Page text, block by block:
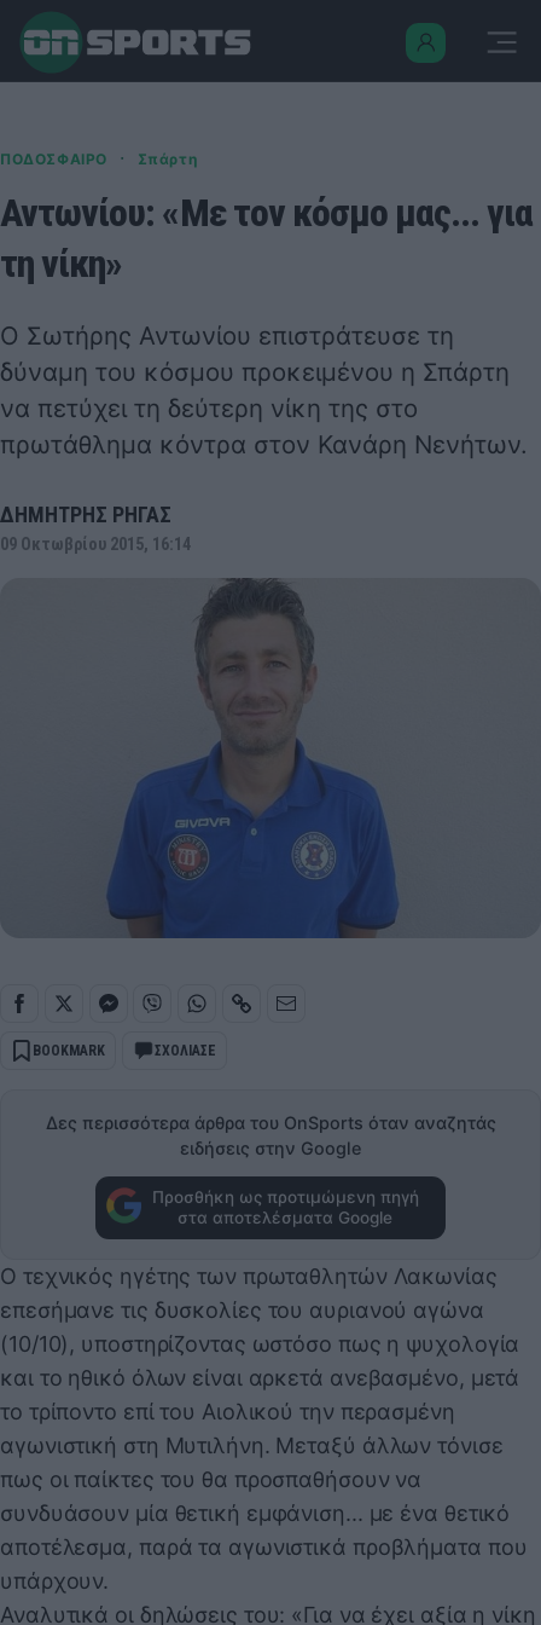
ΠΟΔΟΣΦΑΙΡΟ · Σπάρτη
Αντωνίου: «Με τον κόσμο μας... για
τη νίκη»
Ο Σωτήρης Αντωνίου επιστράτευσε τη
δύναμη του κόσμου προκειμένου η Σπάρτη
να πετύχει τη δεύτερη νίκη της στο
πρωτάθλημα κόντρα στον Κανάρη Νενήτων.
ΔΗΜΗΤΡΗΣ ΡΗΓΑΣ
09 Οκτωβρίου 2015, 16:14
BOOKMARK ΣΧΟΛΙΑΣΕ
Δες περισσότερα άρθρα του OnSports όταν αναζητάς
ειδήσεις στην Google
Προσθήκη ως προτιμώμενη πηγή
στα αποτελέσματα Google
Ο τεχνικός ηγέτης των πρωταθλητών Λακωνίας
επεσήμανε τις δυσκολίες του αυριανού αγώνα
(10/10), υποστηρίζοντας ωστόσο πως η ψυχολογία
και το ηθικό όλων είναι αρκετά ανεβασμένο, μετά
το τρίποντο επί του Αιολικού την περασμένη
αγωνιστική στη Μυτιλήνη. Μεταξύ άλλων τόνισε
πως οι παίκτες του θα προσπαθήσουν να
συνδυάσουν μία θετική εμφάνιση... με ένα θετικό
αποτέλεσμα, παρά τα αγωνιστικά προβλήματα που
υπάρχουν.
Αναλυτικά οι δηλώσεις του: «Για να έχει αξία η νίκη